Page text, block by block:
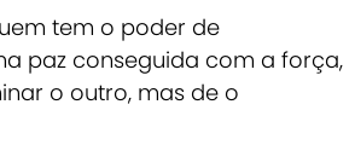
tem o poder de
paz conseguida com a força,
o outro, mas de o